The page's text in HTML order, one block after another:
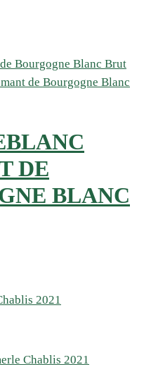
DE
BLANC